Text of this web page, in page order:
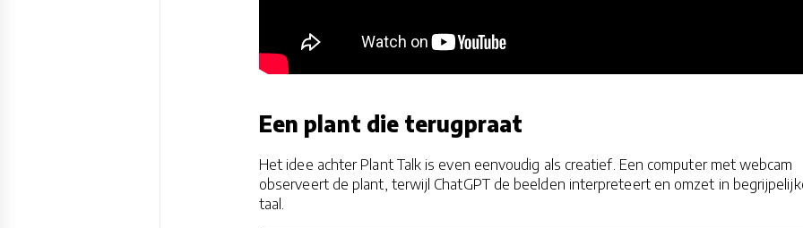
Een plant die terugpraat
Het idee achter Plant Talk is even eenvoudig als creatief. Een computer met webcam
observeert de plant, terwijl ChatGPT de beelden interpreteert en omzet in
taal.